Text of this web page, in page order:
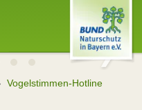
Vogelstimmen-Hotline